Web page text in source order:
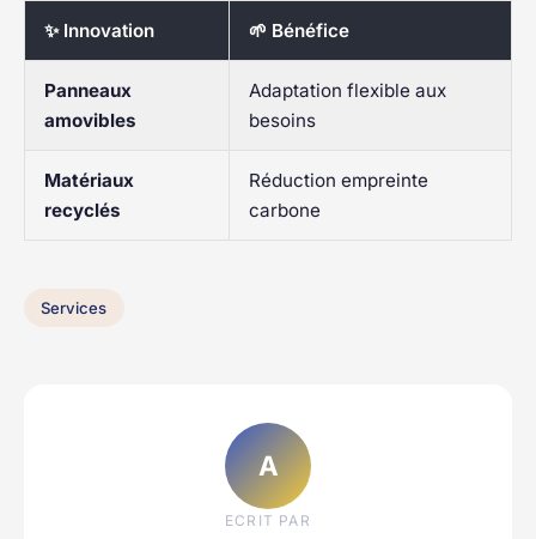
✨ Innovation 🌱 Bénéfice
Panneaux
amovibles
Adaptation flexible aux
besoins
Matériaux
recyclés
Réduction empreinte
carbone
Services
A
ECRIT PAR